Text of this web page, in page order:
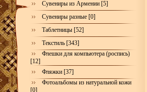
Сувениры из Армении [5]
Сувениры разные [0]
Таблетницы [52]
Текстиль [343]
Флешки для компьютера (роспись)
[12]
Фляжки [37]
Фотоальбомы из натуральной кожи
[0]